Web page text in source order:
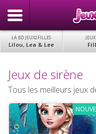
LA BD JEUX2FILLES
Lilou, Lea & Lee
Jeux de sirène
Tous les meilleurs jeux